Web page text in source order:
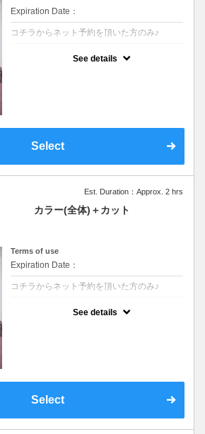
Expiration Date：
コチラからネット予約を頂いた方のみ♪
See details
Select
Est. Duration：Approx. 2 hrs
♪】 カラー(全体)＋カット
Terms of use
Expiration Date：
コチラからネット予約を頂いた方のみ♪
See details
Select